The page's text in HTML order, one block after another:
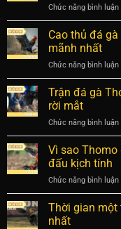
Chức năng bình
Cao thủ đá
mãnh nhất
Chức năng bình
Trận đá gà
rời mắt
Chức năng bình
Vì sao
đấu kịch tính
Chức năng bình
Thời gian một
nhất